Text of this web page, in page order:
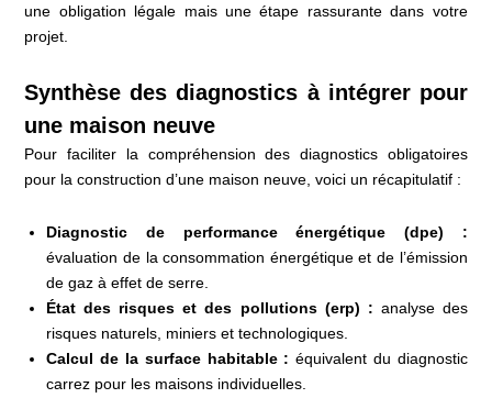
une obligation légale mais une étape rassurante dans votre
projet.
Synthèse des diagnostics à intégrer pour
une maison neuve
Pour faciliter la compréhension des diagnostics obligatoires
pour la construction d’une maison neuve, voici un récapitulatif :
Diagnostic de performance énergétique (dpe) :
évaluation de la consommation énergétique et de l’émission
de gaz à effet de serre.
État des risques et des pollutions (erp) : analyse des
risques naturels, miniers et technologiques.
Calcul de la surface habitable :équivalent du diagnostic
carrez pour les maisons individuelles.